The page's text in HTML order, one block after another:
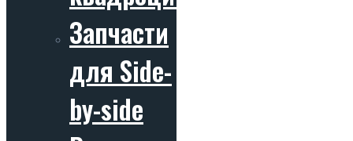
Запчасти
для Side-
by-side